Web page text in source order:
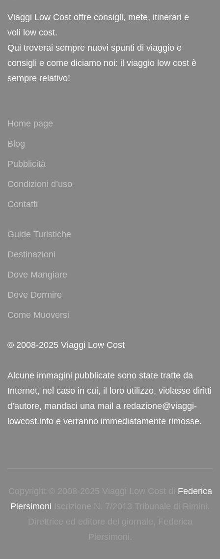
Viaggi Low Cost offre consigli, mete, itinerari e
voli low cost.
Qui troverai sempre nuovi spunti di viaggio e
consigli e come diciamo noi: il viaggio low cost è
sempre relativo!
Home page
Blog
Pubblicità
Condizioni d’uso
Contatti
Guide Turistiche
Destinazioni
Dove Mangiare
Dove Dormire
Come Muoversi
© 2008-2025 Viaggi Low Cost
Alcune immagini pubblicate sono state tratte da
Internet, nel caso in cui, il loro utilizzo, violasse diritti
d’autore, mandaci una mail a redazione@viaggi-
lowcost.info e verranno immediatamente rimosse.
Copyright © 2008-2025 Viaggi Low Cost di Federica
Piersimoni Iscrizione N. 7/2013 Tribunale di Rimini.
Direttrice ed editore del giornale, Federica
Piersimoni.